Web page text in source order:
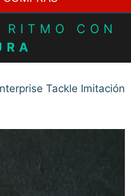
CON
Tackle Imitación